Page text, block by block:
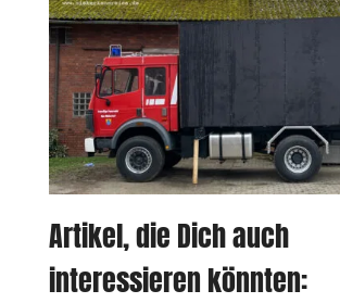
Artikel, die Dich auch
interessieren könnten: